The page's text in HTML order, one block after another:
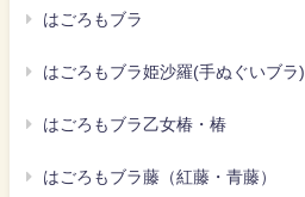
はごろもブラ
はごろもブラ姫沙羅(手ぬぐいブラ)
はごろもブラ乙女椿・椿
はごろもブラ藤（紅藤・青藤）